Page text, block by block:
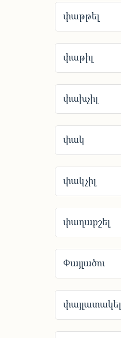
փաթթել
փաթիլ
փախչիլ
փակ
փակչիլ
փաղաքշել
Փայլածու
փայլատակել